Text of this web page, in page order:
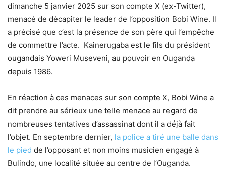
dimanche 5 janvier 2025 sur son compte X (ex-Twitter),
menacé de décapiter le leader de l’opposition Bobi Wine. Il
a précisé que c’est la présence de son père qui l’empêche
de commettre l’acte. Kainerugaba est le fils du président
ougandais Yoweri Museveni, au pouvoir en Ouganda
depuis 1986.
En réaction à ces menaces sur son compte X, Bobi Wine a
dit prendre au sérieux une telle menace au regard de
nombreuses tentatives d’assassinat dont il a déjà fait
l’objet. En septembre dernier, la police a tiré une balle dans
le pied de l’opposant et non moins musicien engagé à
Bulindo, une localité située au centre de l’Ouganda.